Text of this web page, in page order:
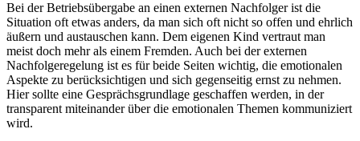
Bei der Betriebsübergabe an einen externen Nachfolger ist die
Situation oft etwas anders, da man sich oft nicht so offen und ehrlich
äußern und austauschen kann. Dem eigenen Kind vertraut man
meist doch mehr als einem Fremden. Auch bei der externen
Nachfolgeregelung ist es für beide Seiten wichtig, die emotionalen
Aspekte zu berücksichtigen und sich gegenseitig ernst zu nehmen.
Hier sollte eine Gesprächsgrundlage geschaffen werden, in der
transparent miteinander über die emotionalen Themen kommuniziert
wird.